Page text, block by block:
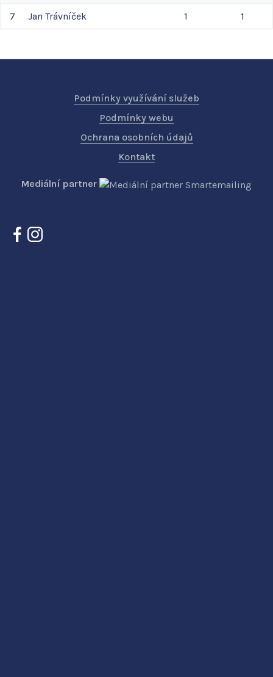
7 Jan Trávníček 1 1
Podmínky využívání služeb
Podmínky webu
Ochrana osobních údajů
Kontakt
Mediální partner